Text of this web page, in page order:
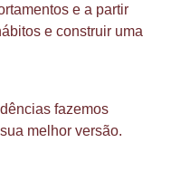
e a partir
e construir uma
fazemos
melhor versão.